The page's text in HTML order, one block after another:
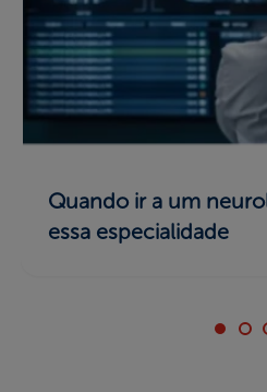
Quando ir a um
essa especialidade